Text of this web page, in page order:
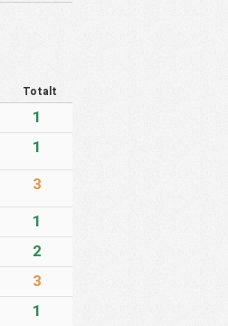
Totalt
1
1
3
1
2
3
1